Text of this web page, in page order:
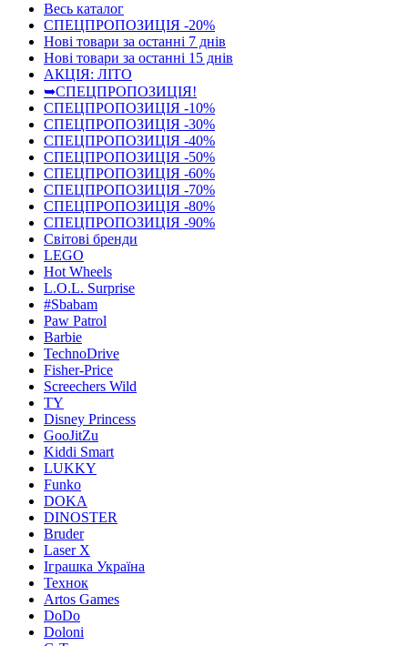
Весь каталог
СПЕЦПРОПОЗИЦІЯ -20%
Нові товари за останнi 7 днiв
Нові товари за останнi 15 днiв
АКЦІЯ: ЛІТО
➥СПЕЦПРОПОЗИЦІЯ!
СПЕЦПРОПОЗИЦІЯ -10%
СПЕЦПРОПОЗИЦІЯ -30%
СПЕЦПРОПОЗИЦІЯ -40%
СПЕЦПРОПОЗИЦІЯ -50%
СПЕЦПРОПОЗИЦІЯ -60%
СПЕЦПРОПОЗИЦІЯ -70%
СПЕЦПРОПОЗИЦІЯ -80%
СПЕЦПРОПОЗИЦІЯ -90%
Світові бренди
LEGO
Hot Wheels
L.O.L. Surprise
#Sbabam
Paw Patrol
Barbie
TechnoDrive
Fisher-Price
Screechers Wild
TY
Disney Princess
GooJitZu
Kiddi Smart
LUKKY
Funko
DOKA
DINOSTER
Bruder
Laser X
Іграшка Україна
Технок
Artos Games
DoDo
Doloni